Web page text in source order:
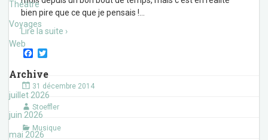
Théâtre
Voyages
Web
Archive
juillet 2026
juin 2026
mai 2026
bien pire que ce que je pensais !
Lire la suite ›
F
c
e
b
o
o
k
i
t
t
e
r
31 décembre 2014
Stoeffler
Musique